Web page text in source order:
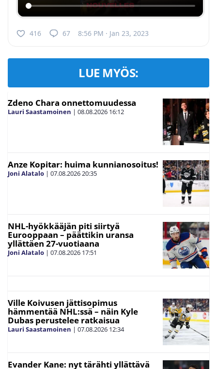
416 67 8:56 PM · Jan 23, 2023
LUE MYÖS:
Zdeno Chara onnettomuudessa
Lauri Saastamoinen | 08.08.2026 16:12
Anze Kopitar: huima kunnianosoitus!
Joni Alatalo | 07.08.202620:35
NHL-hyökkääjän piti siirtyä
Eurooppaan – päättikin uransa
yllättäen 27-vuotiaana
Joni Alatalo | 07.08.2026 17:51
Ville Koivusen jättisopimus
hämmentää NHL:ssä – näin Kyle
Dubas perustelee ratkaisua
Lauri Saastamoinen | 07.08.2026 12:34
Evander Kane: nyt tärähti yllättävä